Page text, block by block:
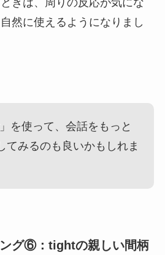
きは、周りの反応が気にな
然に使えるようになりまし
」を使って、会話をもっと
てみるのも良いかもしれま
グ⑥：tightの親しい間柄